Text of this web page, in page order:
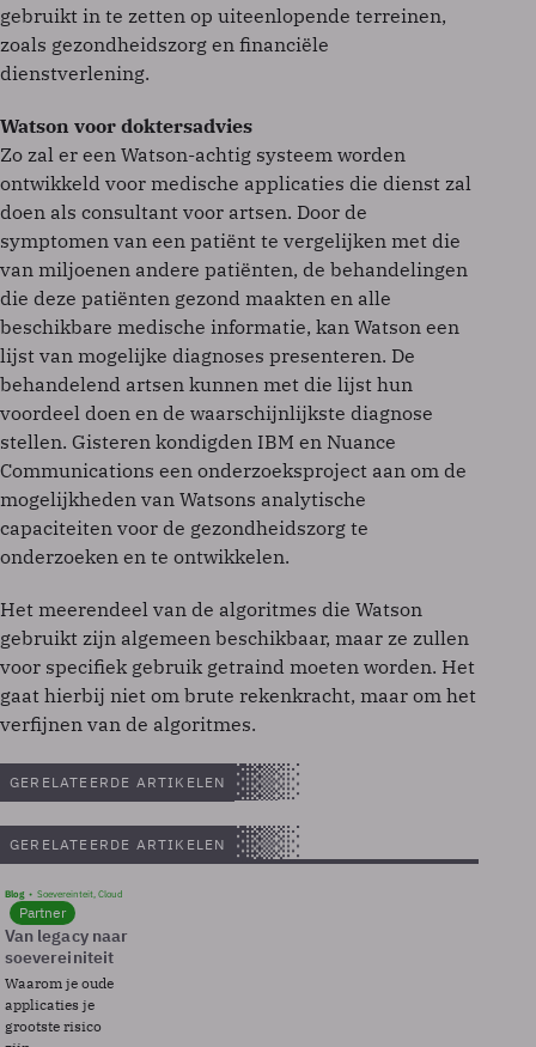
gebruikt in te zetten op uiteenlopende terreinen,
zoals gezondheidszorg en financiële
dienstverlening.
Watson voor doktersadvies
Zo zal er een Watson-achtig systeem worden
ontwikkeld voor medische applicaties die dienst zal
doen als consultant voor artsen. Door de
symptomen van een patiënt te vergelijken met die
van miljoenen andere patiënten, de behandelingen
die deze patiënten gezond maakten en alle
beschikbare medische informatie, kan Watson een
lijst van mogelijke diagnoses presenteren. De
behandelend artsen kunnen met die lijst hun
voordeel doen en de waarschijnlijkste diagnose
stellen. Gisteren kondigden IBM en Nuance
Communications een onderzoeksproject aan om de
mogelijkheden van Watsons analytische
capaciteiten voor de gezondheidszorg te
onderzoeken en te ontwikkelen.
Het meerendeel van de algoritmes die Watson
gebruikt zijn algemeen beschikbaar, maar ze zullen
voor specifiek gebruik getraind moeten worden. Het
gaat hierbij niet om brute rekenkracht, maar om het
verfijnen van de algoritmes.
GERELATEERDE ARTIKELEN
GERELATEERDE ARTIKELEN
Blog Soevereinteit, Cloud
Partner
Van legacy naar
soevereiniteit
Waarom je oude
applicaties je
grootste risico